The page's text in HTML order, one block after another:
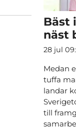
Bäst
näst
28 jul
Medan
tuffa
landar
till